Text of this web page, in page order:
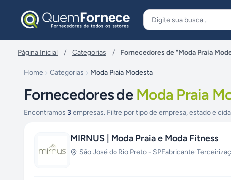
Página Inicial / Categorias / Fornecedores de "Moda Praia
Home Categorias Moda Praia Modesta
Fornecedores de Moda Praia
Encontramos 3 empresas. Filtre por tipo de empresa, estado e
MIRNUS | Moda Praia e Moda Fitness
São José do Rio Preto - SPFabricante·